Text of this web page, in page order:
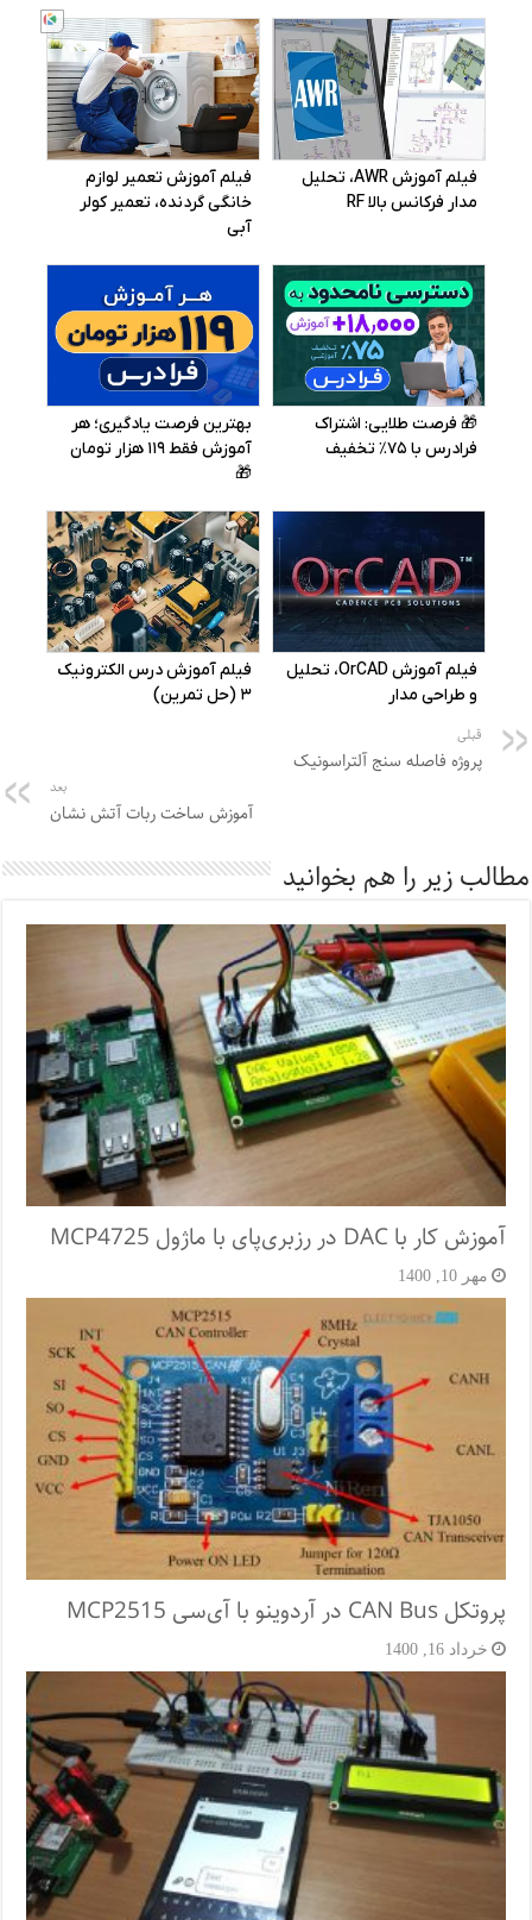
قبلی
پروژه فاصله سنج آلتراسونیک
بعد
آموزش ساخت ربات آتش نشان
مطالب زیر را هم بخوانید
آموزش کار با DAC در رزبری‌پای با ماژول MCP4725
مهر 10, 1400
پروتکل CAN Bus در آردوینو با آی‌سی MCP2515
خرداد 16, 1400